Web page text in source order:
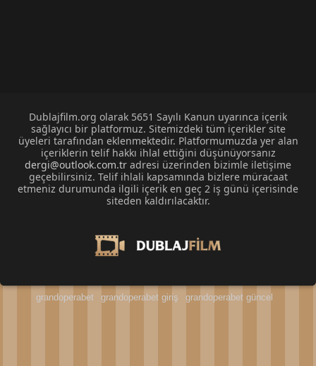
Dublajfilm.org olarak 5651 Sayılı Kanun uyarınca içerik
sağlayıcı bir platformuz. Sitemizdeki tüm içerikler site
üyeleri tarafından eklenmektedir. Platformumuzda yer alan
içeriklerin telif hakkı ihlal ettiğini düşünüyorsanız
dergi@outlook.com.tr adresi üzerinden bizimle iletişime
geçebilirsiniz. Telif ihlali kapsamında bizlere müracaat
etmeniz durumunda ilgili içerik en geç 2 iş günü içerisinde
siteden kaldırılacaktır.
grandoperabet grandoperabet giriş grandoperabet güncel